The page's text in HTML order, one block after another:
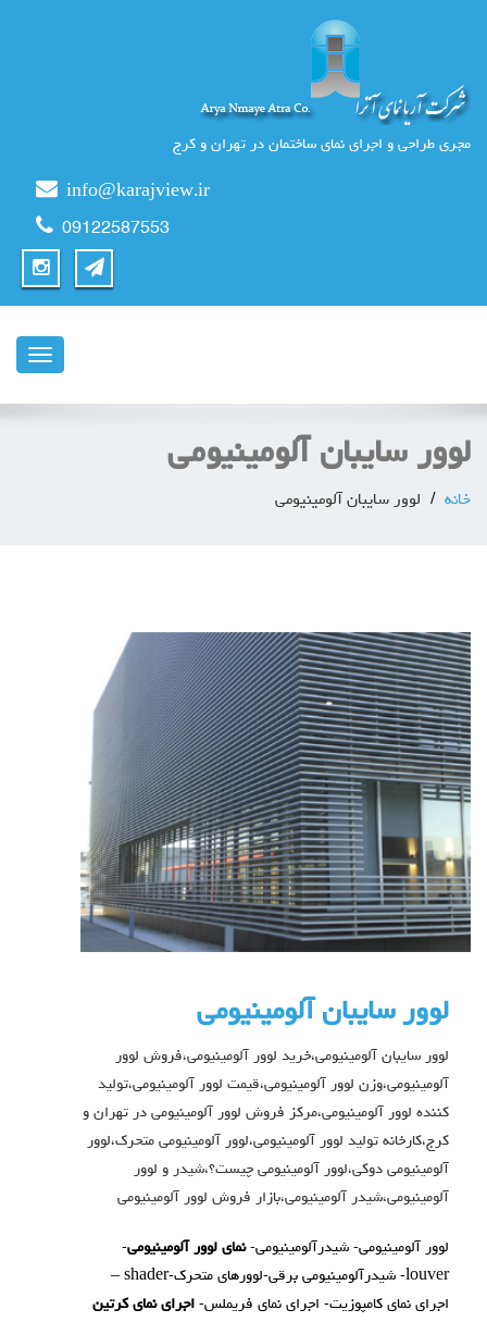
مجری طراحی و اجرای نمای ساختمان در تهران و کرج
info@karajview.ir
09122587553
ناوبری
لوور سایبان آلومینیومی
خانه لوور سایبان آلومینیومی
لوور سایبان آلومینیومی
لوور سایبان آلومینیومی،خرید لوور آلومینیومی،فروش لوور
آلومینیومی،وزن لوور آلومینیومی،قیمت لوور آلومینیومی،تولید
کننده لوور آلومینیومی،مرکز فروش لوور آلومینیومی در تهران و
کرج،کارخانه تولید لوور آلومینیومی،لوور آلومینیومی متحرک،لوور
آلومینیومی دوکی،لوور آلومینیومی چیست؟،شیدر و لوور
آلومینیومی،شیدر آلومینیومی،بازار فروش لوور آلومینیومی
لوور آلومینیومی- شیدرآلومینیومی-نمای لوور آلومینیومی-
louver- شیدرآلومینیومی برقی-لوورهای متحرک-shader –
اجرای نمای کامپوزیت- اجرای نمای فریملس- اجرای نمای کرتین